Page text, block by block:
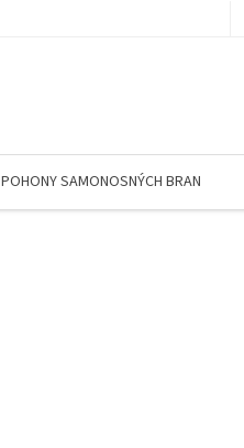
POHONY SAMONOSNÝCH BRAN